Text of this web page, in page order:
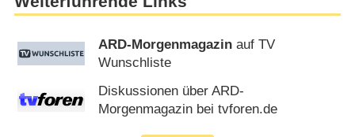
ARD-Morgenmagazin auf TV
Wunschliste
Diskussionen über ARD-
Morgenmagazin bei tvforen.de